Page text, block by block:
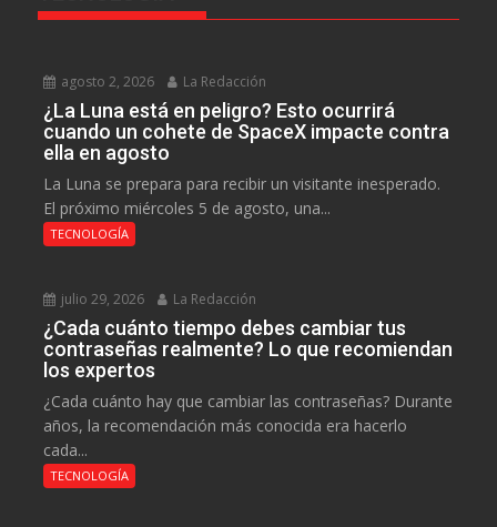
agosto 2, 2026 La Redacción
¿La Luna está en peligro? Esto ocurrirá
cuando un cohete de SpaceX impacte contra
ella en agosto
La Luna se prepara para recibir un visitante inesperado.
El próximo miércoles 5 de agosto, una...
TECNOLOGÍA
julio 29, 2026 La Redacción
¿Cada cuánto tiempo debes cambiar tus
contraseñas realmente? Lo que recomiendan
los expertos
¿Cada cuánto hay que cambiar las contraseñas? Durante
años, la recomendación más conocida era hacerlo
cada...
TECNOLOGÍA